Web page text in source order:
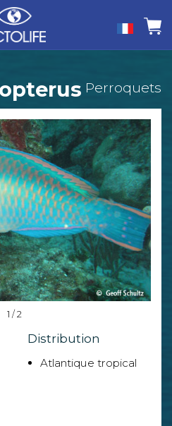
Perroquets
1 / 2
Distribution
Atlantique tropical